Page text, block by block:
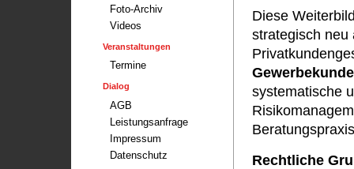
Foto-Archiv
Videos
Veranstaltungen
Termine
Dialog
AGB
Leistungsanfrage
Impressum
Datenschutz
Diese
strategisch neu
systematische
Rechtliche